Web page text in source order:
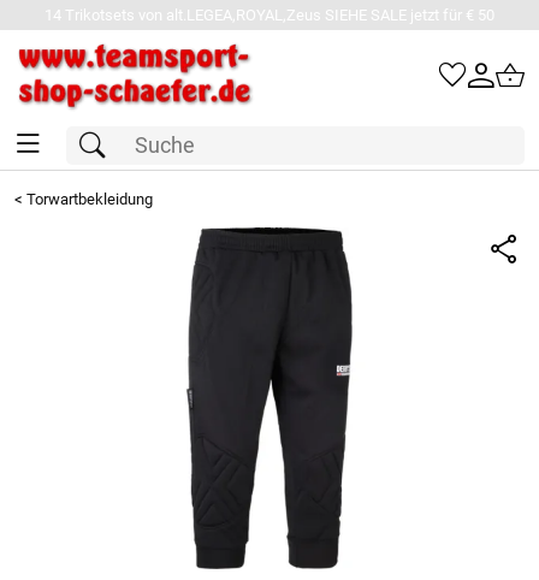
14 Trikotsets von alt.LEGEA,ROYAL,Zeus SIEHE SALE jetzt für € 50
< Torwartbekleidung